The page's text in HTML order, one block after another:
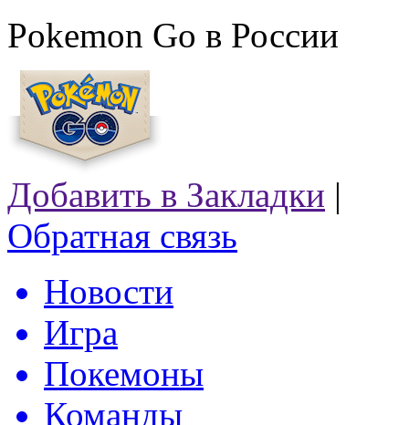
Pokemon Go в России
Добавить в Закладки |
Обратная связь
Новости
Игра
Покемоны
Команды